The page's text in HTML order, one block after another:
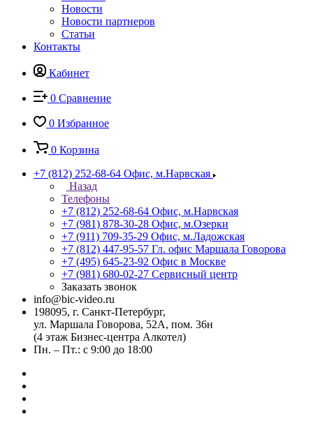
Новости
Новости партнеров
Статьи
Контакты
Кабинет
0 Сравнение
0 Избранное
0 Корзина
+7 (812) 252-68-64 Офис, м.Нарвская
Назад
Телефоны
+7 (812) 252-68-64 Офис, м.Нарвская
+7 (981) 878-30-28 Офис, м.Озерки
+7 (911) 709-35-29 Офис, м.Ладожская
+7 (812) 447-95-57 Гл. офис Маршала Говорова
+7 (495) 645-23-92 Офис в Москве
+7 (981) 680-02-27 Сервисный центр
Заказать звонок
info@bic-video.ru
198095, г. Санкт-Петербург,
ул. Маршала Говорова, 52А, пом. 36н
(4 этаж Бизнес-центра Алкотел)
Пн. – Пт.: с 9:00 до 18:00